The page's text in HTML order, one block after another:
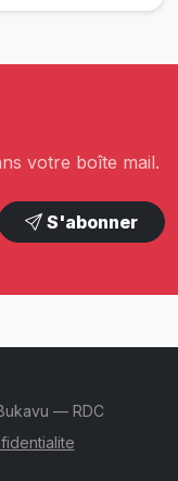
votre boîte mail.
S'abonner
— RDC